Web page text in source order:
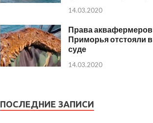
14.03.2020
Права аквафермеров
Приморья отстояли в
суде
14.03.2020
ПОСЛЕДНИЕ ЗАПИСИ